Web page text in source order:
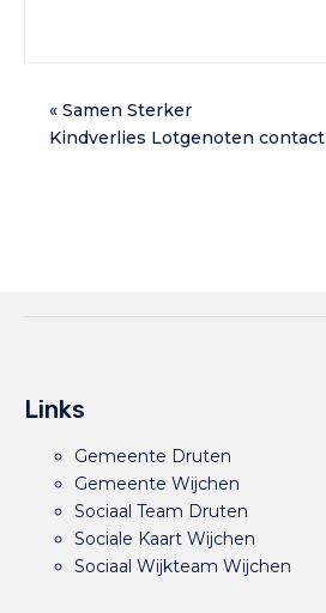
« Samen Sterker
Kindverlies Lotgenoten contact
Links
Gemeente Druten
Gemeente Wijchen
Sociaal Team Druten
Sociale Kaart Wijchen
Sociaal Wijkteam Wijchen